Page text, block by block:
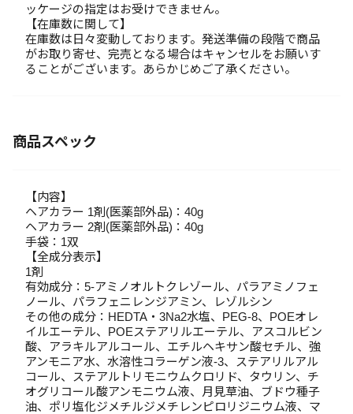
ッケージの指定はお受けできません。
【在庫数に関して】
在庫数は日々変動しております。発送準備の段階で商品
がお取り寄せ、完売となる場合はキャンセルをお願いす
ることがございます。あらかじめご了承ください。
商品スペック
【内容】
ヘアカラー 1剤(医薬部外品)：40g
ヘアカラー 2剤(医薬部外品)：40g
手袋：1双
【全成分表示】
1剤
有効成分：5-アミノオルトクレゾール、パラアミノフェ
ノール、パラフェニレンジアミン、レゾルシン
その他の成分：HEDTA・3Na2水塩、PEG-8、POEオレ
イルエーテル、POEステアリルエーテル、アスコルビン
酸、アラキルアルコール、エチルヘキサン酸セチル、強
アンモニア水、水溶性コラーゲン液-3、ステアリルアル
コール、ステアルトリモニウムクロリド、タウリン、チ
オグリコール酸アンモニウム液、月見草油、ブドウ種子
油、ポリ塩化ジメチルジメチレンピロリジニウム液、マ